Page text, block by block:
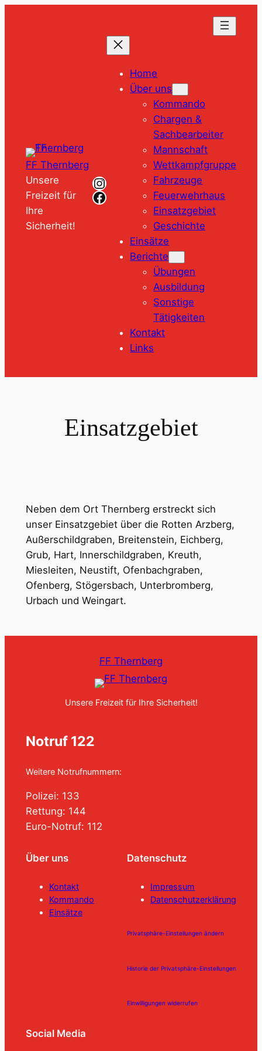
FF Thernberg
Unsere
Freizeit für
Ihre
Sicherheit!
Instagram
Facebook
Home
Über uns
Kommando
Chargen &
Sachbearbeiter
Mannschaft
Wettkampfgruppe
Fahrzeuge
Feuerwehrhaus
Einsatzgebiet
Geschichte
Einsätze
Berichte
Übungen
Ausbildung
Sonstige
Tätigkeiten
Kontakt
Links
Einsatzgebiet
Neben dem Ort Thernberg erstreckt sich
unser Einsatzgebiet über die Rotten Arzberg,
Außerschildgraben, Breitenstein, Eichberg,
Grub, Hart, Innerschildgraben, Kreuth,
Miesleiten, Neustift, Ofenbachgraben,
Ofenberg, Stögersbach, Unterbromberg,
Urbach und Weingart.
FF Thernberg
Unsere Freizeit für Ihre Sicherheit!
Notruf 122
Weitere Notrufnummern:
Polizei: 133
Rettung: 144
Euro-Notruf: 112
Über uns
Kontakt
Kommando
Einsätze
Datenschutz
Impressum
Datenschutzerklärung
Privatsphäre-Einstellungen ändern
Historie der Privatsphäre-Einstellungen
Einwilligungen widerrufen
Social Media